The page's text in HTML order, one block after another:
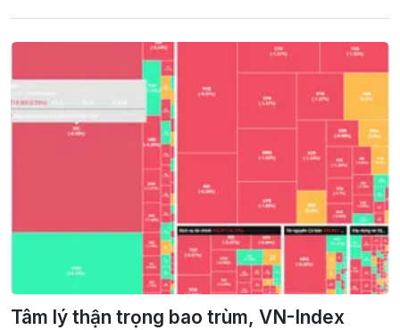
Tâm lý thận trọng bao trùm, VN-Index